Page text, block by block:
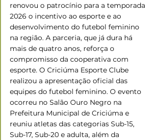
renovou o patrocínio para a temporada
2026 o incentivo ao esporte e ao
desenvolvimento do futebol feminino
na região. A parceria, que já dura há
mais de quatro anos, reforça o
compromisso da cooperativa com
esporte. O Criciúma Esporte Clube
realizou a apresentação oficial das
equipes do futebol feminino. O evento
ocorreu no Salão Ouro Negro na
Prefeitura Municipal de Criciúma e
reuniu atletas das categorias Sub-15,
Sub-17, Sub-20 e adulta, além da